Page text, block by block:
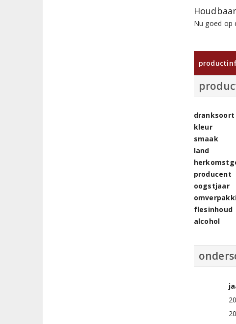
Nu goed op
dranksoort
kleur
smaak
land
producent
oogstjaar
flesinhoud
alcohol